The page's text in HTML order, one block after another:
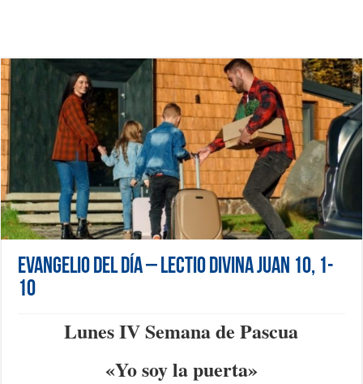
Evangelio del día – Lectio Divina Juan 10, 1-
10
Lunes IV Semana de Pascua
«Yo soy la puerta»